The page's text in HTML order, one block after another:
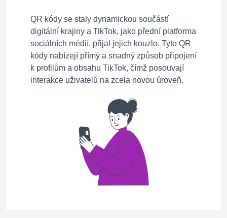
QR kódy se staly dynamickou součástí
digitální krajiny a TikTok, jako přední platforma
sociálních médií, přijal jejich kouzlo. Tyto QR
kódy nabízejí přímý a snadný způsob připojení
k profilům a obsahu TikTok, čímž posouvají
interakce uživatelů na zcela novou úroveň.